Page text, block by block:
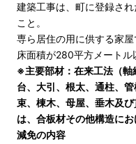
建築工事は、町に登録さ
こと。
専ら居住の用に供する家屋
床面積が280平方メートル
※主要部材：在来工法（軸
台、大引、根太、通柱、
束、棟木、母屋、垂木及
は、合板材その他構造に
減免の内容